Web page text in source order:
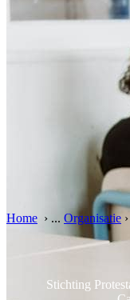
Home › ... Organisatie ›
Stichting